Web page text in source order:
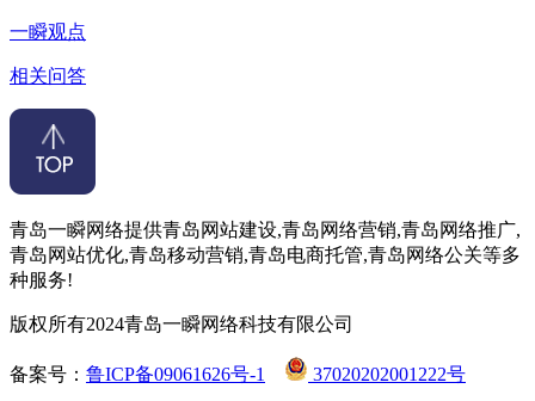
一瞬观点
相关问答
青岛一瞬网络提供青岛网站建设,青岛网络营销,青岛网络推广,
青岛网站优化,青岛移动营销,青岛电商托管,青岛网络公关等多
种服务!
版权所有2024青岛一瞬网络科技有限公司
备案号： 鲁ICP备09061626号-1 37020202001222号